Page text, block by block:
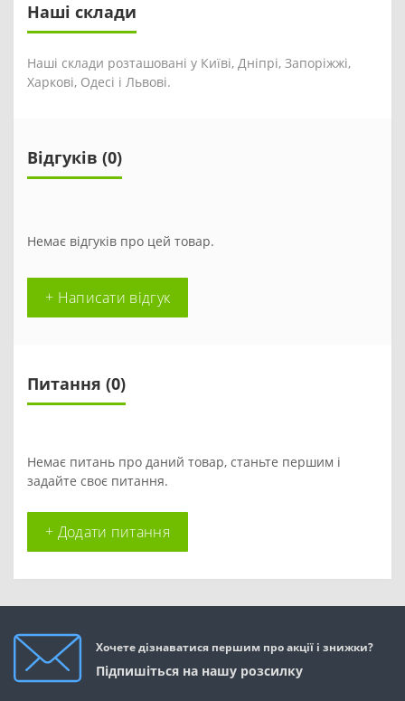
Наші склади
Наші склади розташовані у Київі, Дніпрі, Запоріжжі,
Харкові, Одесі і Львові.
Відгуків (0)
Немає відгуків про цей товар.
+ Написати відгук
Питання (0)
Немає питань про даний товар, станьте першим і
задайте своє питання.
+ Додати питання
Хочете дізнаватися першим про акції і знижки?
Підпишіться на нашу розсилку